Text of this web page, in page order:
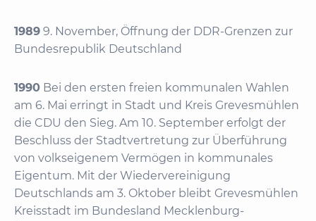
1989 9. November, Öffnung der DDR-Grenzen zur
Bundesrepublik Deutschland
1990 Bei den ersten freien kommunalen Wahlen
am 6. Mai erringt in Stadt und Kreis Grevesmühlen
die CDU den Sieg. Am 10. September erfolgt der
Beschluss der Stadtvertretung zur Überführung
von volkseigenem Vermögen in kommunales
Eigentum. Mit der Wiedervereinigung
Deutschlands am 3. Oktober bleibt Grevesmühlen
Kreisstadt im Bundesland Mecklenburg-